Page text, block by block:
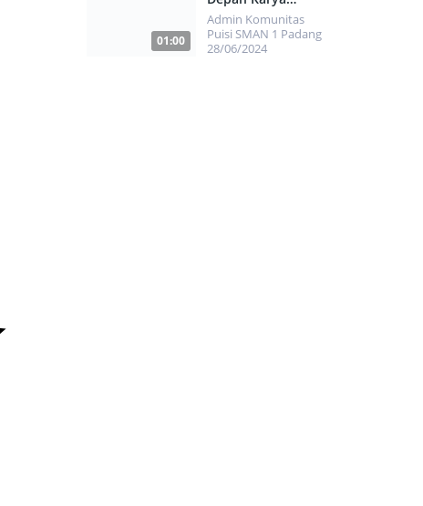
01:00
Muhammad Hafizh Al
Atsary
Admin Komunitas
Puisi SMAN 1 Padang
28/06/2024